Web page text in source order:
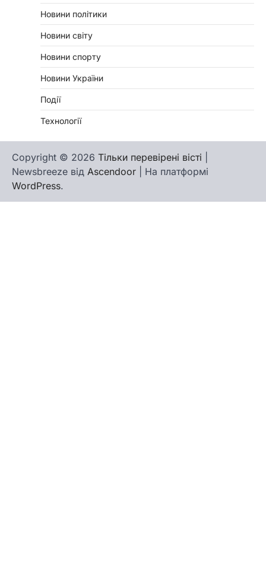
Новини політики
Новини світу
Новини спорту
Новини України
Події
Технології
Copyright © 2026 Тільки перевірені вісті
Newsbreeze від Ascendoor | На платформі
WordPress.